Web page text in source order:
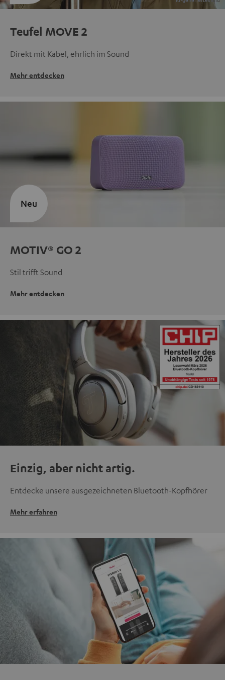
Teufel MOVE 2
Direkt mit Kabel, ehrlich im Sound
Mehr entdecken
MOTIV® GO 2
Stil trifft Sound
Mehr entdecken
Neu
Einzig, aber nicht artig.
Entdecke unsere ausgezeichneten Bluetooth-Kopfhörer
Mehr erfahren